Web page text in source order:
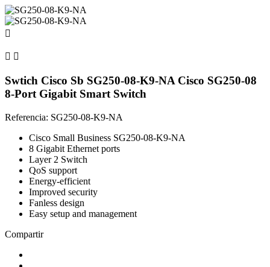

 
Swtich Cisco Sb SG250-08-K9-NA Cisco SG250-08
8-Port Gigabit Smart Switch
Referencia: SG250-08-K9-NA
Cisco Small Business SG250-08-K9-NA
8 Gigabit Ethernet ports
Layer 2 Switch
QoS support
Energy-efficient
Improved security
Fanless design
Easy setup and management
Compartir